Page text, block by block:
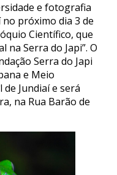
e fotografia
próximo dia 3 de
Científico, que
na Serra do Japi”. O
Serra do Japi
e Meio
Jundiaí e será
na Rua Barão de